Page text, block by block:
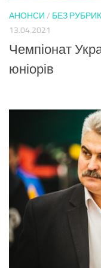
АНОНСИ / БЕЗ
13.04.2021
Чемпіонат
юніорів